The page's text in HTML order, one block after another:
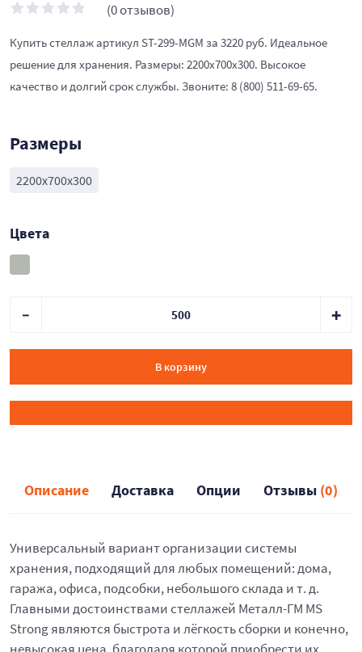
(0 отзывов)
Купить стеллаж артикул ST-299-MGM за 3220 руб. Идеальное
решение для хранения. Размеры: 2200x700x300. Высокое
качество и долгий срок службы. Звоните: 8 (800) 511-69-65.
Размеры
2200x700x300
Цвета
В корзину
Описание Доставка Опции Отзывы (0)
Универсальный вариант организации системы
хранения, подходящий для любых помещений: дома,
гаража, офиса, подсобки, небольшого склада и т. д.
Главными достоинствами стеллажей Металл-ГМ MS
Strong являются быстрота и лёгкость сборки и конечно,